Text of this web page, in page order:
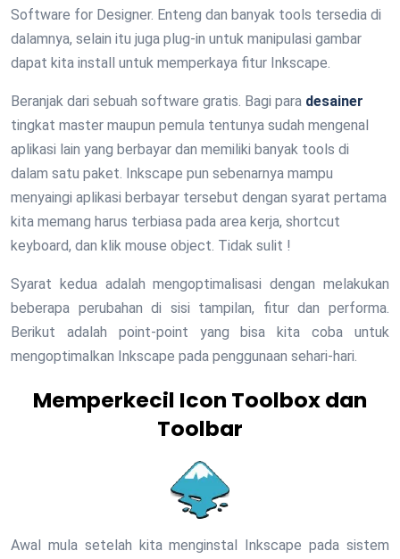
Software for Designer. Enteng dan banyak tools tersedia di
dalamnya, selain itu juga plug-in untuk manipulasi gambar
dapat kita install untuk memperkaya fitur Inkscape.
Beranjak dari sebuah software gratis. Bagi para desainer
tingkat master maupun pemula tentunya sudah mengenal
aplikasi lain yang berbayar dan memiliki banyak tools di
dalam satu paket. Inkscape pun sebenarnya mampu
menyaingi aplikasi berbayar tersebut dengan syarat pertama
kita memang harus terbiasa pada area kerja, shortcut
keyboard, dan klik mouse object. Tidak sulit !
Syarat kedua adalah mengoptimalisasi dengan melakukan
beberapa perubahan di sisi tampilan, fitur dan performa.
Berikut adalah point-point yang bisa kita coba untuk
mengoptimalkan Inkscape pada penggunaan sehari-hari.
Memperkecil Icon Toolbox dan
Toolbar
Awal mula setelah kita menginstal Inkscape pada sistem